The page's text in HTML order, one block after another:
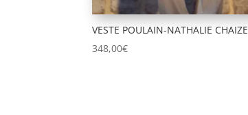
VESTE POULAIN-NATHALIE CHAIZE
348,00€